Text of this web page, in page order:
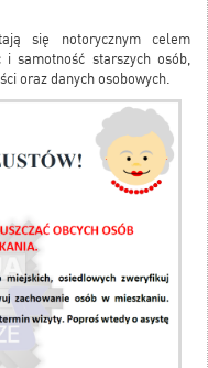
się notorycznym celem
i samotność starszych osób,
oraz danych osobowych.